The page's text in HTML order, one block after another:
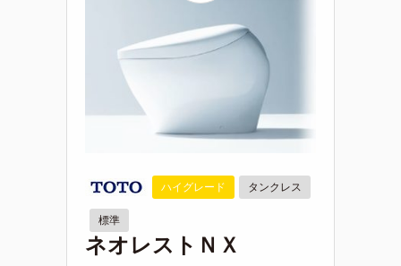
ハイグレード タンクレス
標準
ネオレストＮＸ